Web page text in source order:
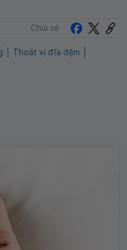
Chia sẻ
Thoát vị đĩa đệm